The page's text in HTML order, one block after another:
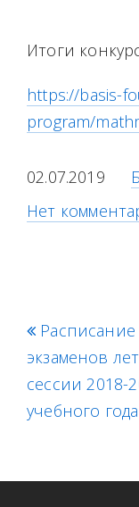
Итоги
https://basis-
program/
02.07.2019
Нет
p
r
e
v
Расписание
экзаменов
сессии 2018-
учебного года